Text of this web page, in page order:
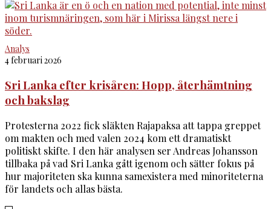
Analys
4 februari 2026
Sri Lanka efter krisåren: Hopp, återhämtning
och bakslag
Protesterna 2022 fick släkten Rajapaksa att tappa greppet
om makten och med valen 2024 kom ett dramatiskt
politiskt skifte. I den här analysen ser Andreas Johansson
tillbaka på vad Sri Lanka gått igenom och sätter fokus på
hur majoriteten ska kunna samexistera med minoriteterna
för landets och allas bästa.